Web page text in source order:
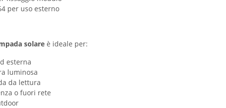
per uso esterno
solare è ideale per:
esterna
luminosa
da lettura
o fuori rete